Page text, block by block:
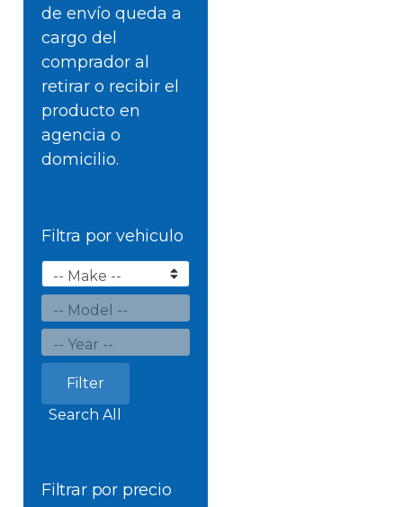
de envío queda a
cargo del
comprador al
retirar o recibir el
producto en
agencia o
domicilio.
Filtra por vehiculo
Filter
Search All
Filtrar por precio